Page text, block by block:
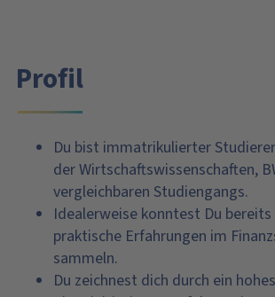
Profil
Du bist immatrikulierter
der Wirtschaftswissenschaften,
vergleichbaren Studiengangs.
Idealerweise konntest Du
praktische Erfahrungen im
sammeln.
Du zeichnest dich durch ein